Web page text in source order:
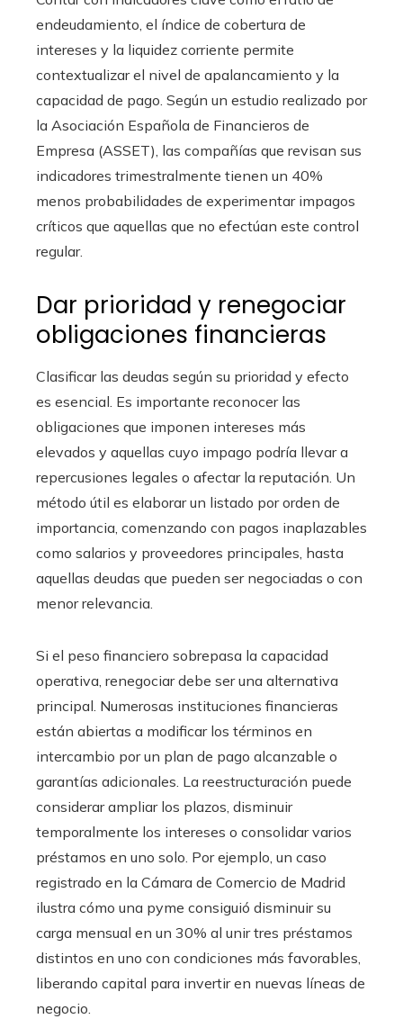
endeudamiento, el índice de cobertura de
intereses y la liquidez corriente permite
contextualizar el nivel de apalancamiento y la
capacidad de pago. Según un estudio realizado por
la Asociación Española de Financieros de
Empresa (ASSET), las compañías que revisan sus
indicadores trimestralmente tienen un 40%
menos probabilidades de experimentar impagos
críticos que aquellas que no efectúan este control
regular.
Dar prioridad y renegociar
obligaciones financieras
Clasificar las deudas según su prioridad y efecto
es esencial. Es importante reconocer las
obligaciones que imponen intereses más
elevados y aquellas cuyo impago podría llevar a
repercusiones legales o afectar la reputación. Un
método útil es elaborar un listado por orden de
importancia, comenzando con pagos inaplazables
como salarios y proveedores principales, hasta
aquellas deudas que pueden ser negociadas o con
menor relevancia.
Si el peso financiero sobrepasa la capacidad
operativa, renegociar debe ser una alternativa
principal. Numerosas instituciones financieras
están abiertas a modificar los términos en
intercambio por un plan de pago alcanzable o
garantías adicionales. La reestructuración puede
considerar ampliar los plazos, disminuir
temporalmente los intereses o consolidar varios
préstamos en uno solo. Por ejemplo, un caso
registrado en la Cámara de Comercio de Madrid
ilustra cómo una pyme consiguió disminuir su
carga mensual en un 30% al unir tres préstamos
distintos en uno con condiciones más favorables,
liberando capital para invertir en nuevas líneas de
negocio.